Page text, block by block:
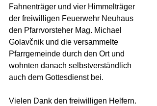
Fahnenträger und vier Himmelträger
der freiwilligen Feuerwehr Neuhaus
den Pfarrvorsteher Mag. Michael
Golavčnik und die versammelte
Pfarrgemeinde durch den Ort und
wohnten danach selbstverständlich
auch dem Gottesdienst bei.
Vielen Dank den freiwilligen Helfern.